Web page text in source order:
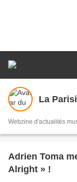
La
Webzine d'actualités
Adrien Toma
Alright » !